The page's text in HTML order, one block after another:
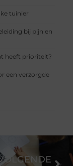
tuinier
bij pijn en
heeft prioriteit?
een verzorgde